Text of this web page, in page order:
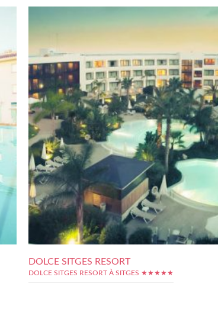
DOLCE SITGES RESORT
DOLCE SITGES RESORT À SITGES ★★★★★